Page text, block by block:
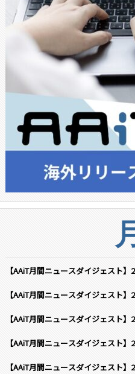
【AAiT月間ニュースダイジェスト】
【AAiT月間ニュースダイジェスト】
【AAiT月間ニュースダイジェスト】
【AAiT月間ニュースダイジェスト】
【AAiT月間ニュースダイジェスト】